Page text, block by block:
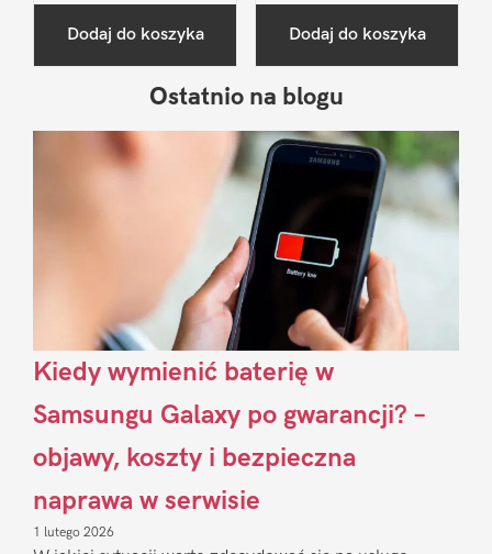
Dodaj do koszyka Dodaj do koszyka
Sidebar
Ostatnio na blogu
Kiedy wymienić baterię w
Samsungu Galaxy po gwarancji? –
objawy, koszty i bezpieczna
naprawa w serwisie
1 lutego 2026